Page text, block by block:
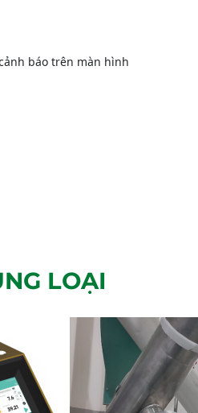
báo trên màn hình
LOẠI